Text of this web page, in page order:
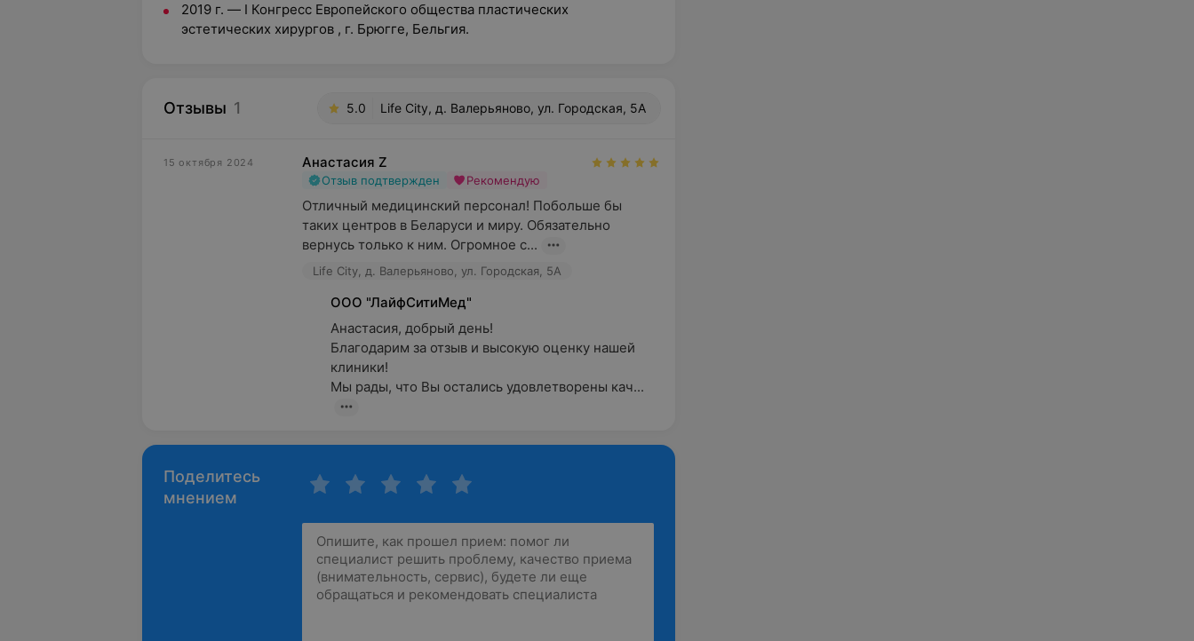
2019 г. — I Конгресс Европейского общества пластических
эстетических хирургов , г. Брюгге, Бельгия.
Отзывы 1 5.0 Life City, д. Валерьяново, ул. Городская, 5А
15 октября 2024 Анастасия Z
Отзыв подтвержден Рекомендую
Отличный медицинский персонал! Побольше бы
таких центров в Беларуси и миру. Обязательно
вернусь только к ним. Огромное с...
Life City, д. Валерьяново, ул. Городская, 5А
ООО "ЛайфСитиМед"
Анастасия, добрый день!
Благодарим за отзыв и высокую оценку нашей
клиники!
Мы рады, что Вы остались удовлетворены кач...
Поделитесь
мнением